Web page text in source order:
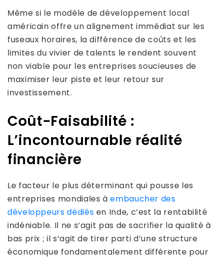
Même si le modèle de développement local
américain offre un alignement immédiat sur les
fuseaux horaires, la différence de coûts et les
limites du vivier de talents le rendent souvent
non viable pour les entreprises soucieuses de
maximiser leur piste et leur retour sur
investissement.
Coût-Faisabilité :
L’incontournable réalité
financière
Le facteur le plus déterminant qui pousse les
entreprises mondiales àembaucher des
développeurs dédiés en Inde, c’est la rentabilité
indéniable. Il ne s’agit pas de sacrifier la qualité à
bas prix ; il s’agit de tirer parti d’une structure
économique fondamentalement différente pour